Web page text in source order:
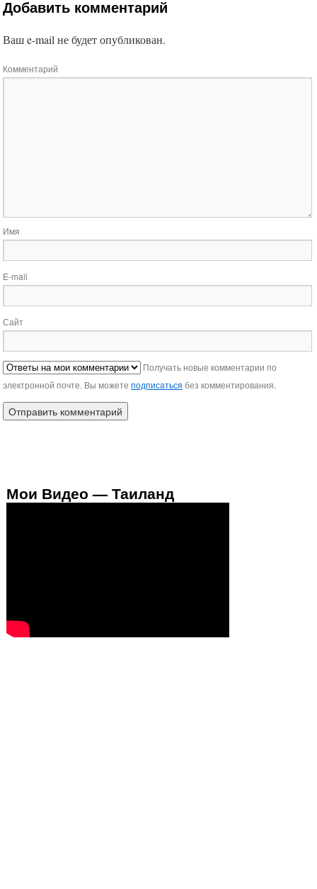
Добавить комментарий
Ваш e-mail не будет опубликован.
Комментарий
Имя
E-mail
Сайт
Получать новые комментарии по
электронной почте. Вы можете подписаться без комментирования.
Мои Видео — Таиланд